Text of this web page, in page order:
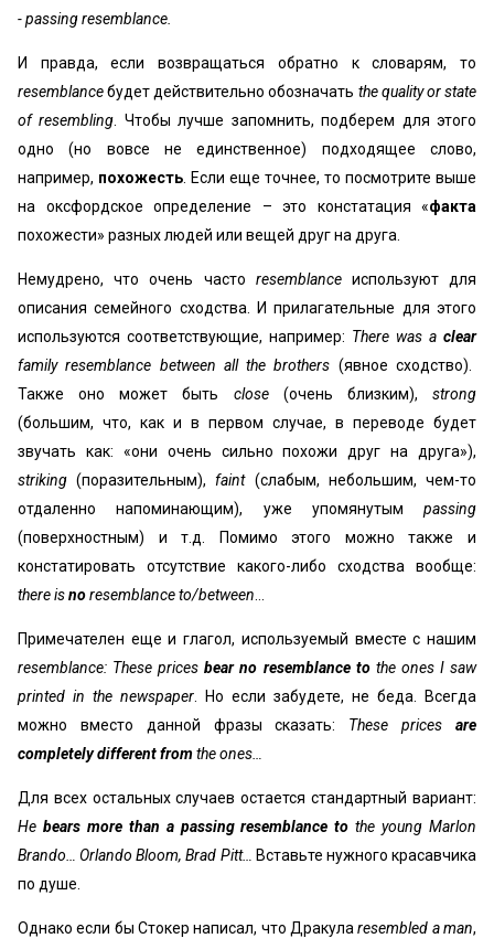
- passing resemblance.
И правда, если возвращаться обратно к словарям, то
resemblanceбудет действительно обозначать the quality or state
of resembling . Чтобы лучше запомнить, подберем для этого
одно (но вовсе не единственное) подходящее слово,
например, похожесть . Если еще точнее, то посмотрите выше
на оксфордское определение – это констатация «факта
похожести» разных людей или вещей друг на друга.
Немудрено, что очень часто resemblanceиспользуют для
описания семейного сходства. И прилагательные для этого
используются соответствующие, например: There was a clear
family resemblance between all the brothers (явное сходство).
Также оно может быть close(очень близким),strong
(большим, что, как и в первом случае, в переводе будет
звучать как: «они очень сильно похожи друг на друга»),
striking (поразительным),faint(слабым, небольшим, чем-то
отдаленно напоминающим), уже упомянутым passing
(поверхностным) и т.д. Помимо этого можно также и
констатировать отсутствие какого-либо сходства вообще:
there isnoresemblance to/between
Примечателен еще и глагол, используемый вместе с нашим
resemblance: These pricesbear no resemblance to the ones I saw
printed in the newspaper . Но если забудете, не беда. Всегда
можно вместо данной фразы сказать: These pricesare
completely different fromthe ones…
Для всех остальных случаев остается стандартный вариант:
He bears more than a passing resemblance to the young Marlon
Brando… Orlando Bloom, Brad Pitt…
Вставьте нужного красавчика
по душе.
Однако если бы Стокер написал, что Дракулаresembled a man,